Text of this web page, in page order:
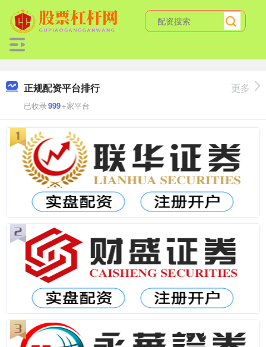
正规配资平台排行
已收录999+家平台
更多